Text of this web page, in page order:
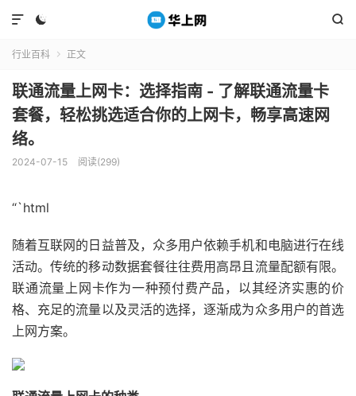
 

行业百科  正文
联通流量上网卡：选择指南 - 了解联通流量卡
套餐，轻松挑选适合你的上网卡，畅享高速网
络。
2024-07-15 阅读(299)
“`html
随着互联网的日益普及，众多用户依赖手机和电脑进行在线
活动。传统的移动数据套餐往往费用高昂且流量配额有限。
联通流量上网卡作为一种预付费产品，以其经济实惠的价
格、充足的流量以及灵活的选择，逐渐成为众多用户的首选
上网方案。